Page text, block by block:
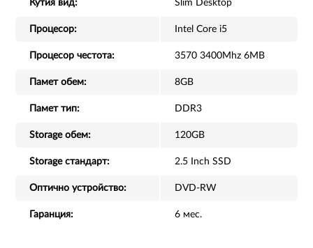
Кутия вид: Slim Desktop
Процесор: Intel Core i5
Процесор честота: 3570 3400Mhz 6MB
Памет обем: 8GB
Памет тип: DDR3
Storage обем: 120GB
Storage стандарт: 2.5 Inch SSD
Оптично устройство: DVD-RW
Гаранция: 6 мес.